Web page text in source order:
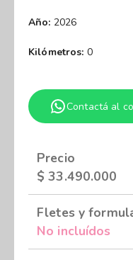
Año: 2026
Kilómetros: 0
Contactá al
Precio
$ 33.490.000
Fletes y
No incluídos